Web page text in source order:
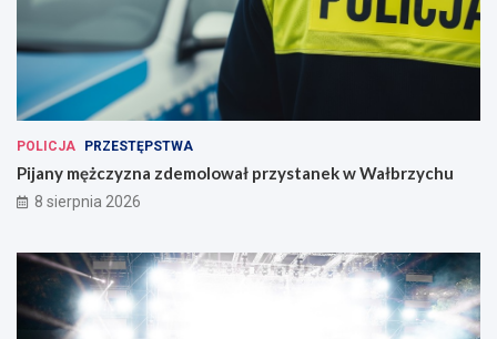
POLICJA PRZESTĘPSTWA
Pijany mężczyzna zdemolował przystanek w Wałbrzychu
8 sierpnia 2026